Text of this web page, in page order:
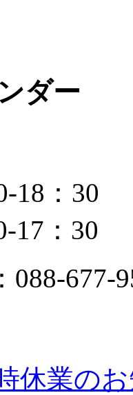
ダー
18：30
17：30
088-677-
休業の